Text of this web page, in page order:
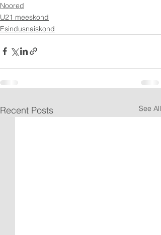
Noored
U21 meeskond
Esindusnaiskond
Recent Posts See All